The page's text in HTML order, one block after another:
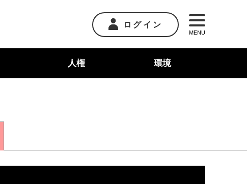
ログイン
MENU
人権 環境